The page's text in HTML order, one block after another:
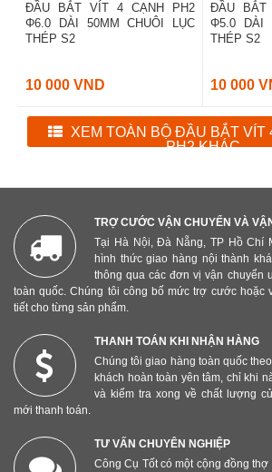
ĐẦU BẮT VÍT 4 CẠNH PH2
Φ6.0 DÀI 50MM CHUÔI LỤC
THÉP S2
10 000 VND
ĐẦU BẮT
Φ5.0 DÀI
THÉP S2
10 000
XEM TOÀN BỘ ĐẦU BẮT VÍT
PH2 KHÁC
TRỢ CƯỚC VẬN CHUYỂN VÀ
Tại Hà Nội, Đà Nẵng, TP Hồ Chí
hình thức giao hàng nội thành
thông qua các đơn vị vận chuyển
toàn quốc. Chúng tôi công bố mức trợ cước hoặc
tiết cho từng sản phẩm.
THANH TOÁN KHI NHẬN HÀNG
Chúng tôi giao hàng toàn quốc
khách hoàn toàn yên tâm, chỉ khi
và kiểm tra xong về chất lượng
mới thanh toán.
TƯ VẤN CHUYÊN NGHIỆP
Công Cụ Tốt có một cộng đồng